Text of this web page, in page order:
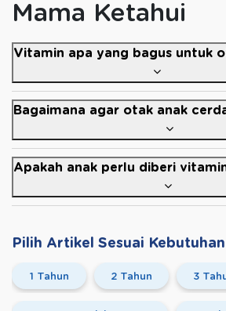
Mama Ketahui
Vitamin apa yang bagus untuk
Bagaimana agar otak anak
Apakah anak perlu diberi
Pilih Artikel Sesuai
1 Tahun 2 Tahun 3